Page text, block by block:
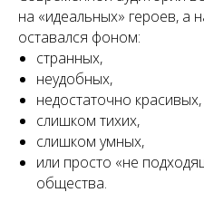
на «идеальных» героев, а
оставался фоном:
странных,
неудобных,
недостаточно красивых,
слишком тихих,
слишком умных,
или просто «не
общества.